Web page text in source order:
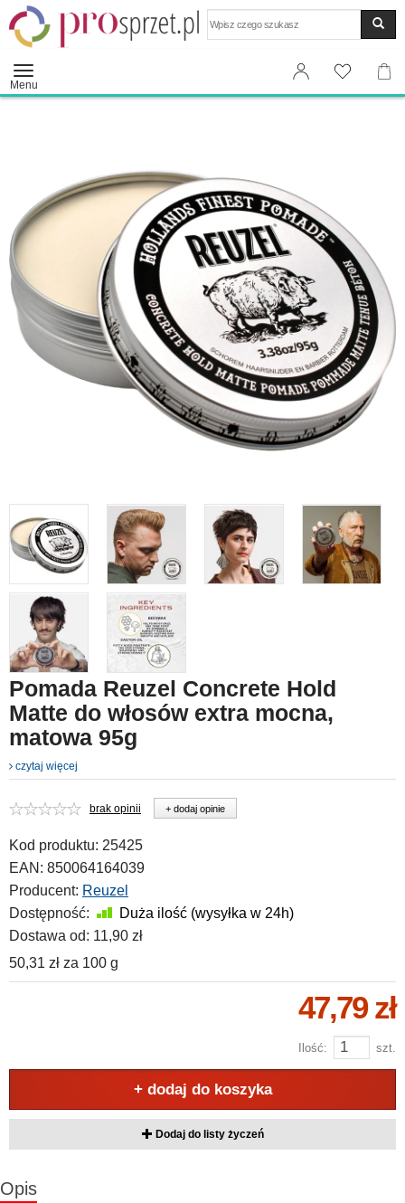
Menu
Pomada Reuzel Concrete Hold
Matte do włosów extra mocna,
matowa 95g
czytaj więcej
brak opinii + dodaj opinie
Kod produktu: 25425
EAN: 850064164039
Producent: Reuzel
Dostępność:
Duża ilość (wysyłka w 24h)
Dostawa od: 11,90 zł
50,31 zł za 100 g
47,79 zł
Ilość: szt.
+ dodaj do koszyka
Dodaj do listy życzeń
Opis